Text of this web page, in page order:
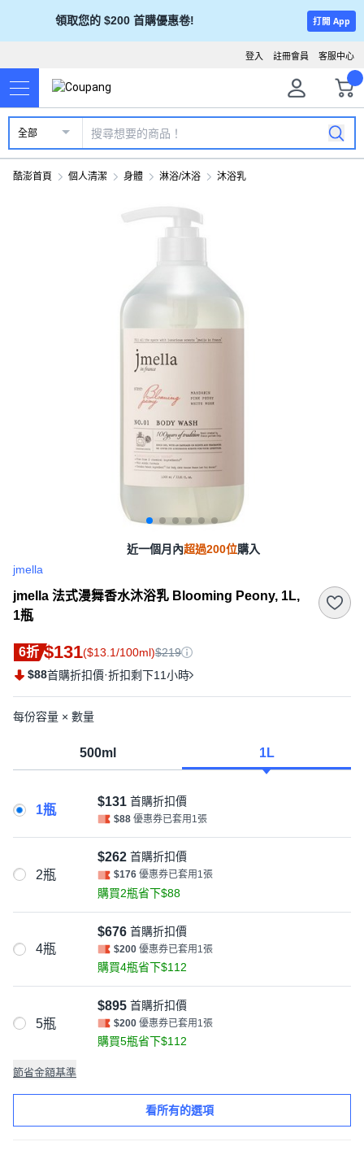
領取您的 $200 首購優惠卷! 打開 App
客服中心
註冊會員
登入
全部
酷澎首頁 個人清潔 身體 淋浴/沐浴 沐浴乳
近一個月內超過200位購入
jmella
jmella 法式漫舞香水沐浴乳 Blooming Peony, 1L,
1瓶
6折 $131($13.1/100ml)$219
$88首購折扣價·折扣剩下11小時
每份容量 × 數量
500ml 1L
1瓶
$131 首購折扣價
$88 優惠券已套用1張
2瓶
$262 首購折扣價
$176 優惠券已套用1張
購買2瓶省下$88
4瓶
$676 首購折扣價
$200 優惠券已套用1張
購買4瓶省下$112
5瓶
$895 首購折扣價
$200 優惠券已套用1張
購買5瓶省下$112
節省金額基準
看所有的選項